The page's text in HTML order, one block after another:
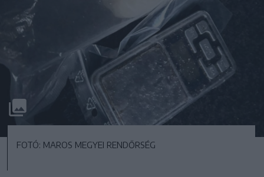
FOTÓ: MAROS MEGYEI RENDŐRSÉG